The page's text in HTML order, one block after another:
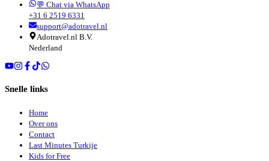
💬 Chat via WhatsApp
+31 6 2519 6331
support@adotravel.nl
Adotravel.nl B.V.
Nederland
Snelle links
Home
Over ons
Contact
Last Minutes Turkije
Kids for Free